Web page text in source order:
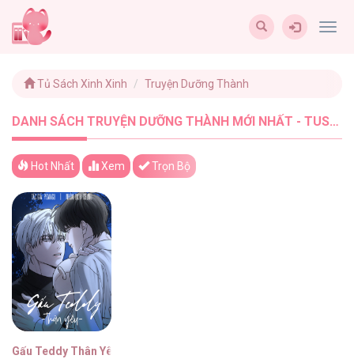
Tủ Sách Xinh Xinh Truyện Dưỡng Thành
DANH SÁCH TRUYỆN DƯỠNG THÀNH MỚI NHẤT - TUSACHXINHXINH (1)
Hot Nhất Xem Trọn Bộ
Gấu Teddy Thân Yêu